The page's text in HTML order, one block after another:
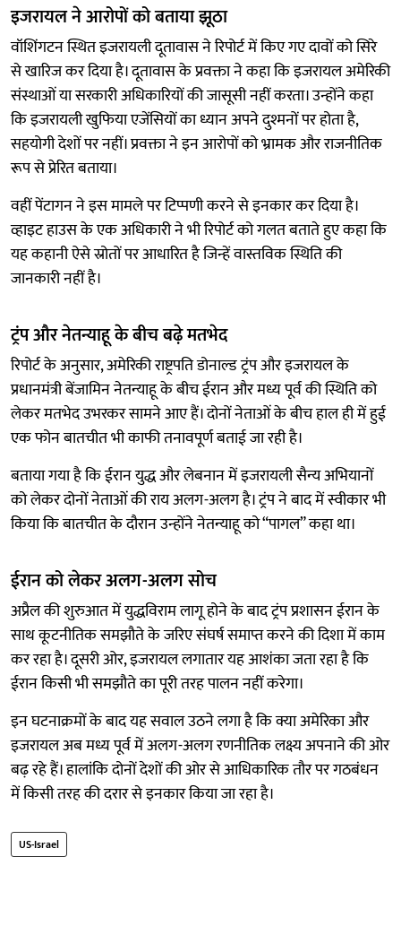
इजरायल ने आरोपों को बताया झूठा
वॉशिंगटन स्थित इजरायली दूतावास ने रिपोर्ट में किए गए दावों को सिरे
से खारिज कर दिया है। दूतावास के प्रवक्ता ने कहा कि इजरायल अमेरिकी
संस्थाओं या सरकारी अधिकारियों की जासूसी नहीं करता। उन्होंने कहा
कि इजरायली खुफिया एजेंसियों का ध्यान अपने दुश्मनों पर होता है,
सहयोगी देशों पर नहीं। प्रवक्ता ने इन आरोपों को भ्रामक और राजनीतिक
रूप से प्रेरित बताया।
वहीं पेंटागन ने इस मामले पर टिप्पणी करने से इनकार कर दिया है।
व्हाइट हाउस के एक अधिकारी ने भी रिपोर्ट को गलत बताते हुए कहा कि
यह कहानी ऐसे स्रोतों पर आधारित है जिन्हें वास्तविक स्थिति की
जानकारी नहीं है।
ट्रंप और नेतन्याहू के बीच बढ़े मतभेद
रिपोर्ट के अनुसार, अमेरिकी राष्ट्रपति डोनाल्ड ट्रंप और इजरायल के
प्रधानमंत्री बेंजामिन नेतन्याहू के बीच ईरान और मध्य पूर्व की स्थिति को
लेकर मतभेद उभरकर सामने आए हैं। दोनों नेताओं के बीच हाल ही में हुई
एक फोन बातचीत भी काफी तनावपूर्ण बताई जा रही है।
बताया गया है कि ईरान युद्ध और लेबनान में इजरायली सैन्य अभियानों
को लेकर दोनों नेताओं की राय अलग-अलग है। ट्रंप ने बाद में स्वीकार भी
किया कि बातचीत के दौरान उन्होंने नेतन्याहू को “पागल” कहा था।
ईरान को लेकर अलग-अलग सोच
अप्रैल की शुरुआत में युद्धविराम लागू होने के बाद ट्रंप प्रशासन ईरान के
साथ कूटनीतिक समझौते के जरिए संघर्ष समाप्त करने की दिशा में काम
कर रहा है। दूसरी ओर, इजरायल लगातार यह आशंका जता रहा है कि
ईरान किसी भी समझौते का पूरी तरह पालन नहीं करेगा।
इन घटनाक्रमों के बाद यह सवाल उठने लगा है कि क्या अमेरिका और
इजरायल अब मध्य पूर्व में अलग-अलग रणनीतिक लक्ष्य अपनाने की ओर
बढ़ रहे हैं। हालांकि दोनों देशों की ओर से आधिकारिक तौर पर गठबंधन
में किसी तरह की दरार से इनकार किया जा रहा है।
US-Israel